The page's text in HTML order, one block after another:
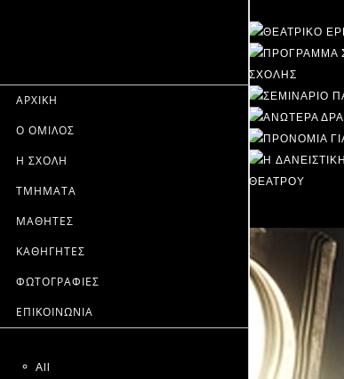
ΑΡΧΙΚΗ
Ο ΟΜΙΛΟΣ
Η ΣΧΟΛΗ
ΤΜΗΜΑΤΑ
ΜΑΘΗΤΕΣ
ΚΑΘΗΓΗΤΕΣ
ΦΩΤΟΓΡΑΦΙΕΣ
ΕΠΙΚΟΙΝΩΝΙΑ
All